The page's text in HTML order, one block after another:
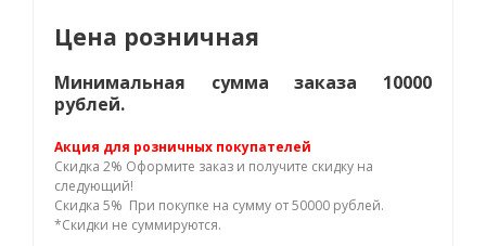
Цена розничная
Минимальная сумма заказа 10000
рублей.
Акция для розничных покупателей
Скидка 2% Оформите заказ и получите скидку на
следующий!
Скидка 5% При покупке на сумму от 50000 рублей.
*Скидки не суммируются.